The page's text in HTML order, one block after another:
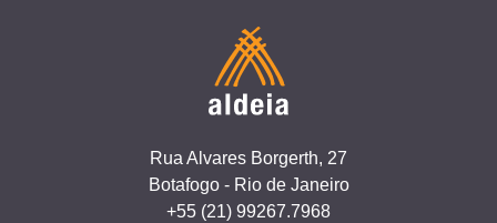
Rua Alvares Borgerth, 27
Botafogo - Rio de Janeiro
+55 (21) 99267.7968